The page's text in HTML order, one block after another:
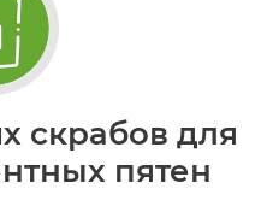
скрабов для
пятен